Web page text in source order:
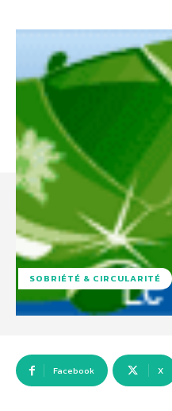
SOBRIÉTÉ & CIRCULARITÉ
Facebook X